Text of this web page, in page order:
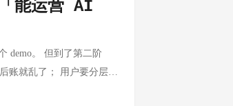
专注在真正重要的事
有脏活。 你需要一个
Agent，就把工具注册进
不需要手写工具调用的
能运营 AI
demo。 但到了第二阶
账就乱了； 用户要分层，
哪个渠道、哪个模型；